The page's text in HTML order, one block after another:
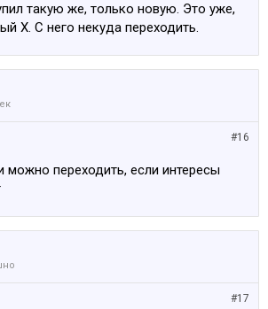
такую же, только новую. Это уже,
Х. С него некуда переходить.
#16
можно переходить, если интересы
#17